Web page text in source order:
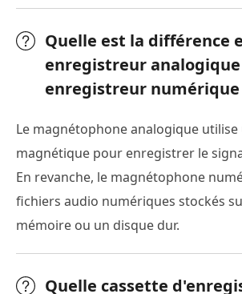
Quelle est la différence
enregistreur
enregistreur numérique
Le magnétophone analogique utilise
magnétique pour enregistrer le
En revanche, le magnétophone
fichiers audio numériques stockés
mémoire ou un disque dur.
Quelle cassette